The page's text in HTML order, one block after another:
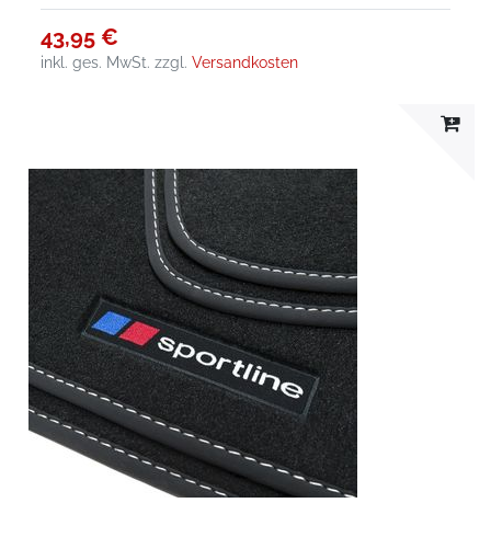
43,95 €
inkl. ges. MwSt. zzgl.Versandkosten